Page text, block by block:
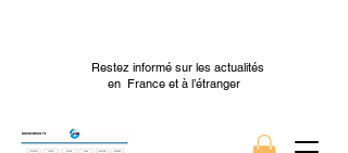
Restez informé sur les actualités
en France et à l’étranger